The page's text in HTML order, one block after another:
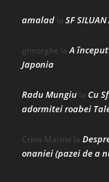
amalad la SF
gheorghe laA
Japonia
Radu Mungiu la Cu
adormitei roabei
Crina Marina la
onaniei (pazei de a